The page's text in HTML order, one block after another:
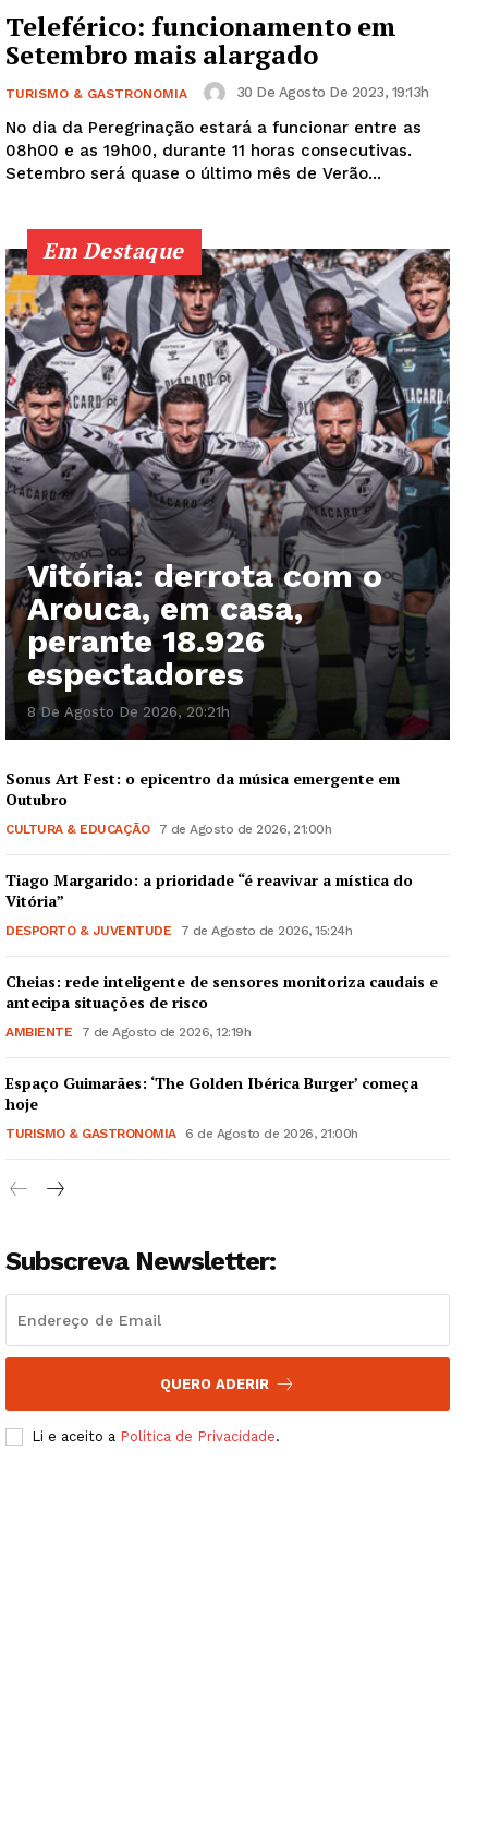
Institucional
Edição Digital
Europa
Publicidade
Quero ser Assinante
Teleférico: funcionamento em
Setembro mais alargado
TURISMO & GASTRONOMIA 30 De Agosto De 2023, 19:13h
No dia da Peregrinação estará a funcionar entre as
08h00 e as 19h00, durante 11 horas consecutivas.
Setembro será quase o último mês de Verão...
Em Destaque
Vitória: derrota com o
Arouca, em casa,
perante 18.926
espectadores
8 De Agosto De 2026, 20:21h
Sonus Art Fest: o epicentro da música emergente em
Outubro
CULTURA & EDUCAÇÃO 7 de Agosto de 2026, 21:00h
Tiago Margarido: a prioridade “é reavivar a mística do
Vitória”
DESPORTO & JUVENTUDE 7 de Agosto de 2026, 15:24h
Cheias: rede inteligente de sensores monitoriza caudais e
antecipa situações de risco
AMBIENTE 7 de Agosto de 2026, 12:19h
Espaço Guimarães: ‘The Golden Ibérica Burger’ começa
hoje
TURISMO & GASTRONOMIA 6 de Agosto de 2026, 21:00h
Subscreva Newsletter:
QUERO ADERIR
Li e aceito a Política de Privacidade.